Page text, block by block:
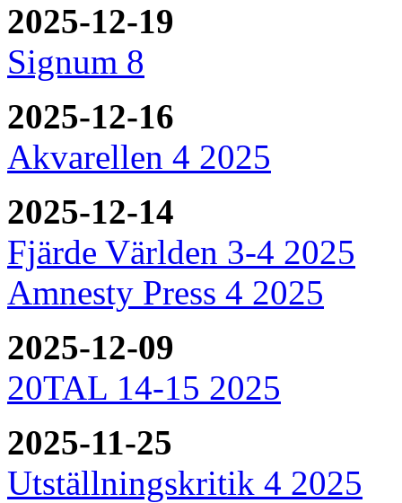
2025-12-19
Signum 8
2025-12-16
Akvarellen 4 2025
2025-12-14
Fjärde Världen 3-4 2025
Amnesty Press 4 2025
2025-12-09
20TAL 14-15 2025
2025-11-25
Utställningskritik 4 2025